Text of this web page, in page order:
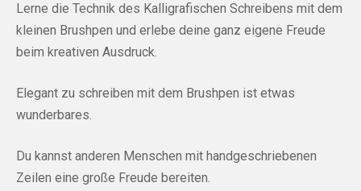
Lerne die Technik des Kalligrafischen Schreibens mit dem
kleinen Brushpen und erlebe deine ganz eigene Freude
beim kreativen Ausdruck.
Elegant zu schreiben mit dem Brushpen ist etwas
wunderbares.
Du kannst anderen Menschen mit handgeschriebenen
Zeilen eine große Freude bereiten.